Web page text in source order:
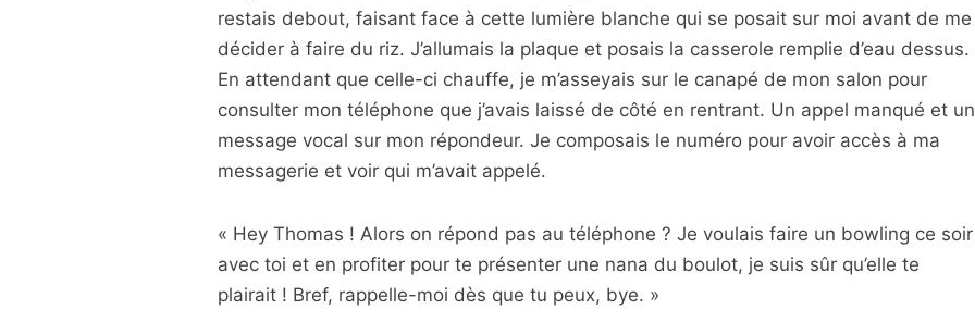
restais debout, faisant face à cette lumière blanche qui se posait sur moi avant de me
décider à faire du riz. J’allumais la plaque et posais la casserole remplie d’eau dessus.
En attendant que celle-ci chauffe, je m’asseyais sur le canapé de mon salon pour
consulter mon téléphone que j’avais laissé de côté en rentrant. Un appel manqué et un
message vocal sur mon répondeur. Je composais le numéro pour avoir accès à ma
messagerie et voir qui m’avait appelé.
« Hey Thomas ! Alors on répond pas au téléphone ? Je voulais faire un bowling ce soir
avec toi et en profiter pour te présenter une nana du boulot, je suis sûr qu’elle te
plairait ! Bref, rappelle-moi dès que tu peux, bye. »